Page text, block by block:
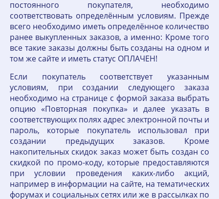
постоянного покупателя, необходимо
соответствовать определённым условиям. Прежде
всего необходимо иметь определённое количество
ранее выкупленных заказов, а именно: Кроме того
все такие заказы должны быть созданы на одном и
том же сайте и иметь статус ОПЛАЧЕН!
Если покупатель соответствует указанным
условиям, при создании следующего заказа
необходимо на странице с формой заказа выбрать
опцию «Повторная покупка» и далее указать в
соответствующих полях адрес электронной почты и
пароль, которые покупатель использовал при
создании предыдущих заказов. Кроме
накопительных скидок заказ может быть создан со
скидкой по промо-коду, которые предоставляются
при условии проведения каких-либо акций,
например в информации на сайте, на тематических
форумах и социальных сетях или же в рассылках по